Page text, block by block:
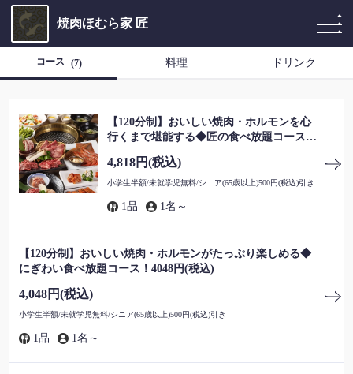
焼肉ほむら家 匠
コース (7) 料理 ドリンク
【120分制】おいしい焼肉・ホルモンを心
行くまで堪能する◆匠の食べ放題コース！
4,818円(税込)
小学生半額/未就学児無料/シニア(65歳以上)500円(税込)引き
1品 1名～
【120分制】おいしい焼肉・ホルモンがたっぷり楽しめる◆
にぎわい食べ放題コース！4048円(税込)
4,048円(税込)
小学生半額/未就学児無料/シニア(65歳以上)500円(税込)引き
1品 1名～